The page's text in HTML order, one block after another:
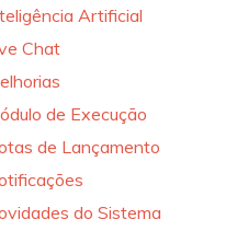
Artificial
Chat
de Execução
de Lançamento
do Sistema